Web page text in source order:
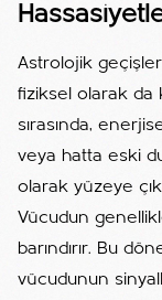
Astrolojik
fiziksel olarak da
sırasında,
veya hatta eski
olarak yüzeye
Vücudun
barındırır. Bu
vücudunun